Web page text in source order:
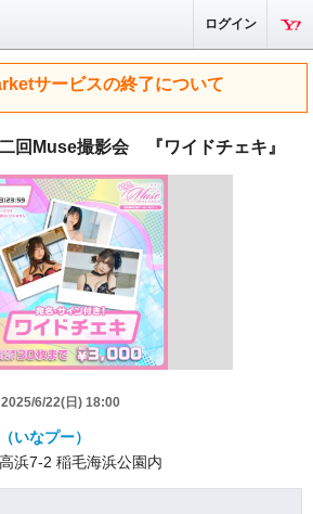
ログイン
サービスの終了について
回Muse撮影会 『ワイドチェキ』
6/22(日) 18:00
いなプー）
浜7-2 稲毛海浜公園内